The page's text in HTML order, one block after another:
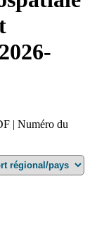
| Numéro du